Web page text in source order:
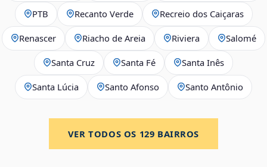
PTB Recanto Verde Recreio dos Caiçaras
Renascer Riacho de Areia Riviera Salomé
Santa Cruz Santa Fé Santa Inês
Santa Lúcia Santo Afonso Santo Antônio
VER TODOS OS 129 BAIRROS